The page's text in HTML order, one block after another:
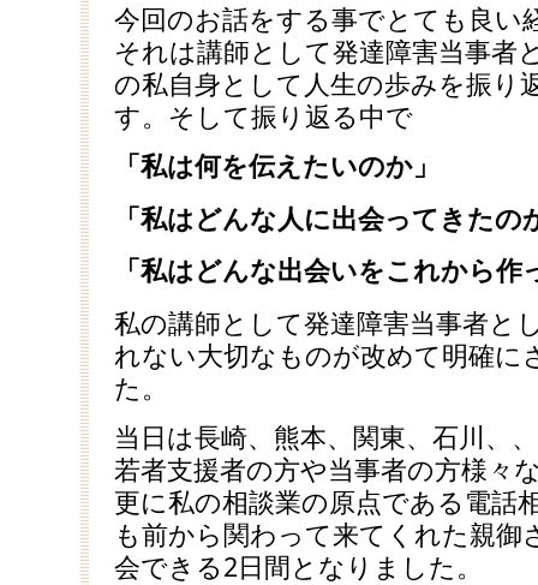
今回のお話をする事でとても良い
それは講師として発達障害当事者
の私自身として人生の歩みを振り
す。そして振り返る中で
「私は何を伝えたいのか」
「私はどんな人に出会ってきたの
「私はどんな出会いをこれから
私の講師として発達障害当事者と
れない大切なものが改めて明確に
た。
当日は長崎、熊本、関東、石川、
若者支援者の方や当事者の方様々
更に私の相談業の原点である電話
も前から関わって来てくれた親
会できる2日間となりました。